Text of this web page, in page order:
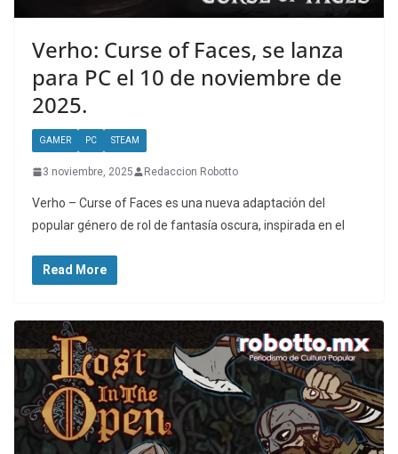
Verho: Curse of Faces, se lanza
para PC el 10 de noviembre de
2025.
GAMER PC STEAM
3 noviembre, 2025 Redaccion Robotto
Verho – Curse of Faces es una nueva adaptación del
popular género de rol de fantasía oscura, inspirada en el
Read More